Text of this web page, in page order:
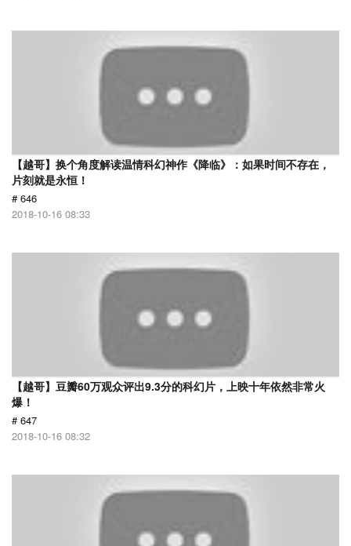
【越哥】换个角度解读温情科幻神作《降临》：如果时间不存在，
片刻就是永恒！
# 646
2018-10-16 08:33
【越哥】豆瓣60万观众评出9.3分的科幻片，上映十年依然非常火
爆！
# 647
2018-10-16 08:32